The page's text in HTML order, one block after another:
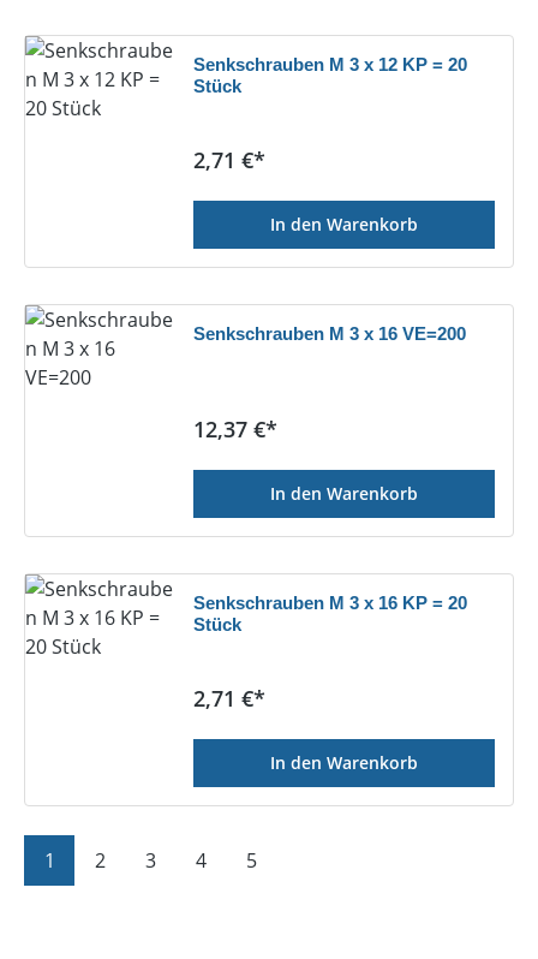
Senkschrauben M 3 x 12 KP = 20
Stück
Regulärer Preis:
2,71 €*
In den Warenkorb
Senkschrauben M 3 x 16 VE=200
Regulärer Preis:
12,37 €*
In den Warenkorb
Senkschrauben M 3 x 16 KP = 20
Stück
Regulärer Preis:
2,71 €*
In den Warenkorb
Seite
1 Seite
2 Seite
3 Seite
4 Seite
5